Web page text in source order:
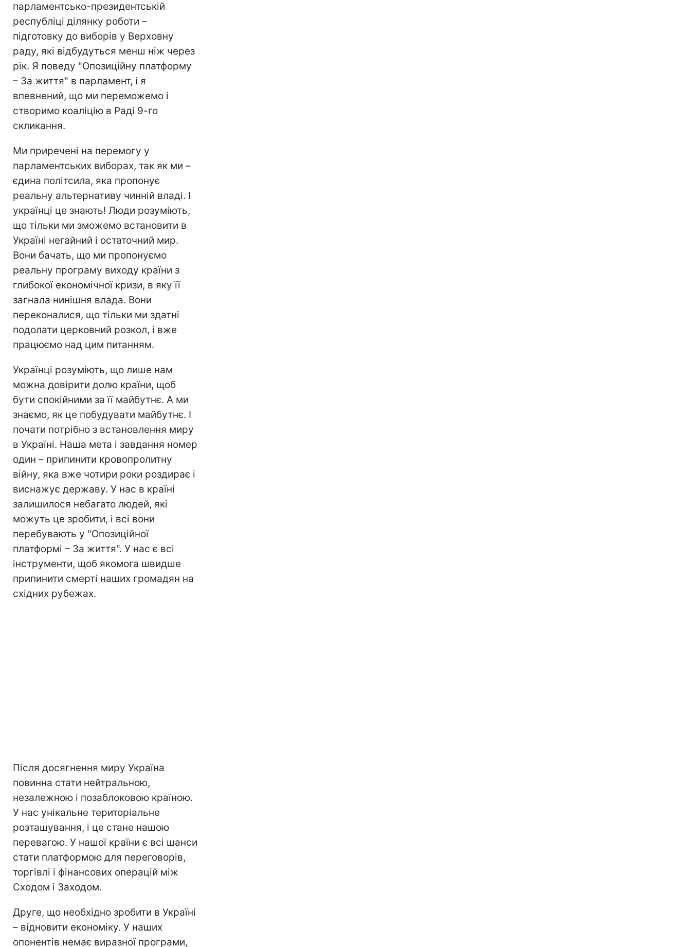
парламентсько-президентській
республіці ділянку роботи –
підготовку до виборів у Верховну
раду, які відбудуться менш ніж через
рік. Я поведу "Опозиційну платформу
– За життя" в парламент, і я
впевнений, що ми переможемо і
створимо коаліцію в Раді 9-го
скликання.
Ми приречені на перемогу у
парламентських виборах, так як ми –
єдина політсила, яка пропонує
реальну альтернативу чинній владі. І
українці це знають! Люди розуміють,
що тільки ми зможемо встановити в
Україні негайний і остаточний мир.
Вони бачать, що ми пропонуємо
реальну програму виходу країни з
глибокої економічної кризи, в яку її
загнала нинішня влада. Вони
переконалися, що тільки ми здатні
подолати церковний розкол, і вже
працюємо над цим питанням.
Українці розуміють, що лише нам
можна довірити долю країни, щоб
бути спокійними за її майбутнє. А ми
знаємо, як це побудувати майбутнє. І
почати потрібно з встановлення миру
в Україні. Наша мета і завдання номер
один – припинити кровопролитну
війну, яка вже чотири роки роздирає і
виснажує державу. У нас в країні
залишилося небагато людей, які
можуть це зробити, і всі вони
перебувають у "Опозиційної
платформі – За життя". У нас є всі
інструменти, щоб якомога швидше
припинити смерті наших громадян на
східних рубежах.
Після досягнення миру Україна
повинна стати нейтральною,
незалежною і позаблоковою країною.
У нас унікальне територіальне
розташування, і це стане нашою
перевагою. У нашої країни є всі шанси
стати платформою для переговорів,
торгівлі і фінансових операцій між
Сходом і Заходом.
Друге, що необхідно зробити в Україні
– відновити економіку. У наших
опонентів немає виразної програми,